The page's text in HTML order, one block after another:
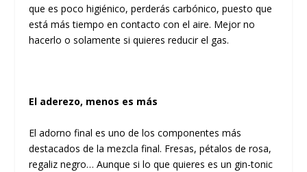
que es poco higiénico, perderás carbónico, puesto que
está más tiempo en contacto con el aire. Mejor no
hacerlo o solamente si quieres reducir el gas.
El aderezo, menos es más
El adorno final es uno de los componentes más
destacados de la mezcla final. Fresas, pétalos de rosa,
regaliz negro… Aunque si lo que quieres es un gin-tonic